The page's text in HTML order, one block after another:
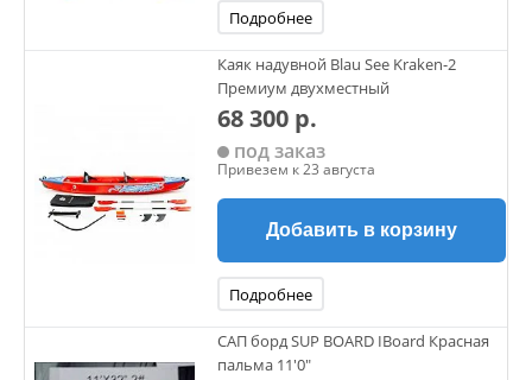
Подробнее
Каяк надувной Blau See Kraken-2
Премиум двухместный
68 300 р.
под заказ
Привезем к 23 августа
Добавить в корзину
Подробнее
САП борд SUP BOARD IBoard Красная
пальма 11'0"